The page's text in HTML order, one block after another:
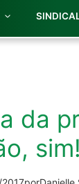
da
sim!